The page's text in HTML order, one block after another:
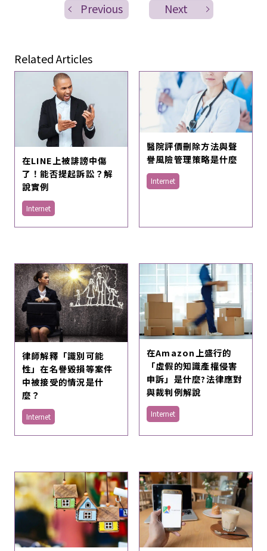
Previous Next
Related Articles
在LINE上被誹謗中傷
了！能否提起訴訟？解
說實例
Internet
醫院評價刪除方法與聲
譽風險管理策略是什麼
Internet
律師解釋「識別可能
性」在名譽毀損等案件
中被接受的情況是什
麼？
Internet
在Amazon上盛行的
「虛假的知識產權侵害
申訴」是什麼?法律應對
與裁判例解說
Internet